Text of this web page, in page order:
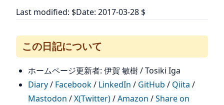
Last modified: $Date: 2017-03-28 $
この日記について
ホームページ更新者: 伊賀 敏樹 / Tosiki Iga
Diary/ Facebook/ LinkedIn / GitHub / Qiita /
Mastodon /X(Twitter)/Amazon /Share on